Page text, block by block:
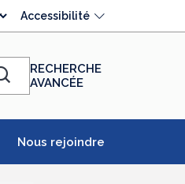
Accessibilité
Chercher
RECHERCHE
AVANCÉE
Nous rejoindre